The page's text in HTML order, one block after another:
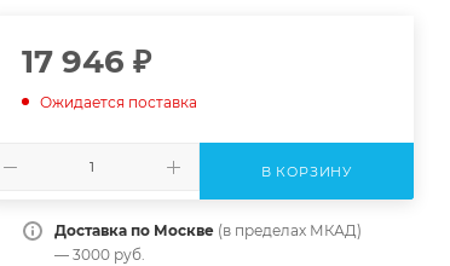
17 946 ₽
Ожидается поставка
В КОРЗИНУ
Доставка по Москве(в пределах МКАД)
— 3000 руб.